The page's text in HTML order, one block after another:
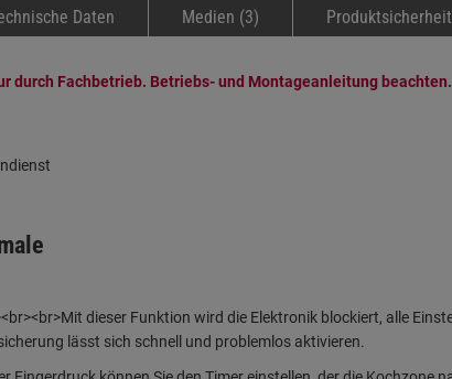
Daten Medien (3) Produktsicherheit
durch Fachbetrieb. Betriebs- und Montageanleitung beachten.